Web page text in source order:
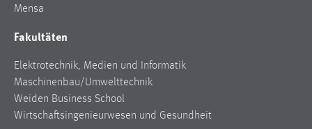
Mensa
Fakultäten
Elektrotechnik, Medien und Informatik
Maschinenbau/Umwelttechnik
Weiden Business School
Wirtschaftsingenieurwesen und Gesundheit
_gcl_au
Anbieter:
Google Ireland Limited